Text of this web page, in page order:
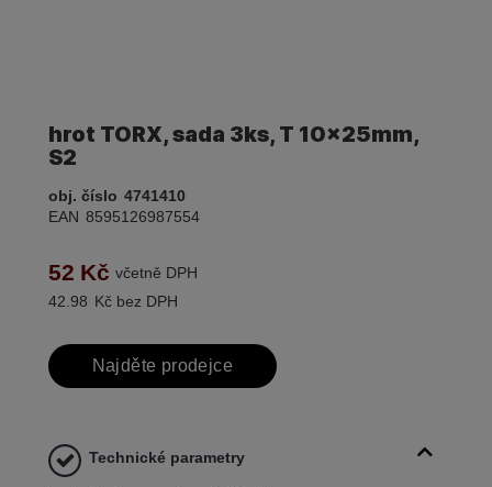
hrot TORX, sada 3ks, T 10x25mm,
S2
obj. číslo 4741410
EAN 8595126987554
52 Kč včetně DPH
42.98 Kč bez DPH
Najděte prodejce
Technické parametry